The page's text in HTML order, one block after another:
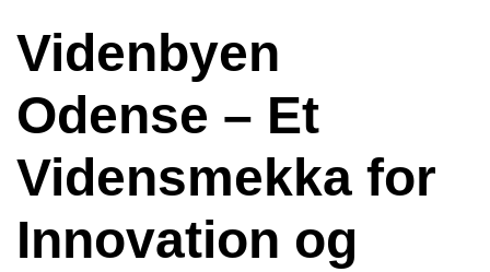
Videnbyen
Odense – Et
Vidensmekka for
Innovation og